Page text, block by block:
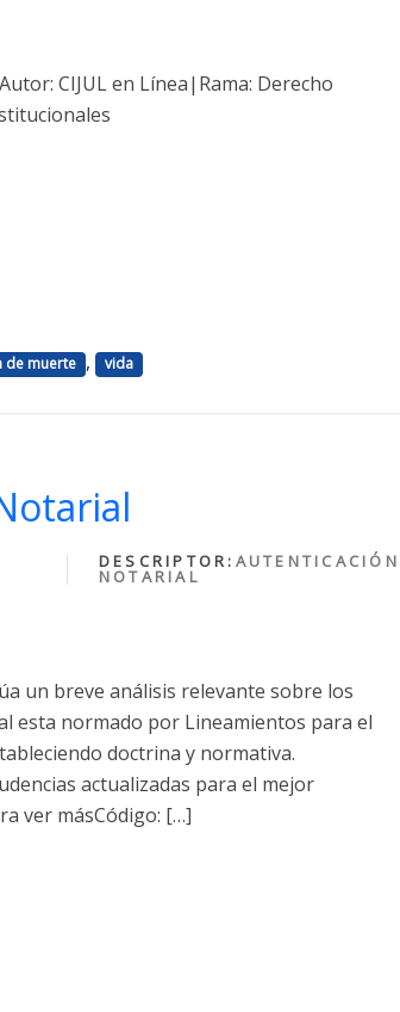
CIJUL en Línea|Rama: Derecho
de muerte , vida
DESCRIPTOR: AUTENTICACIÓN
NOTARIAL
un breve análisis relevante sobre los
esta normado por Lineamientos para el
doctrina y normativa.
actualizadas para el mejor
ver másCódigo: […]